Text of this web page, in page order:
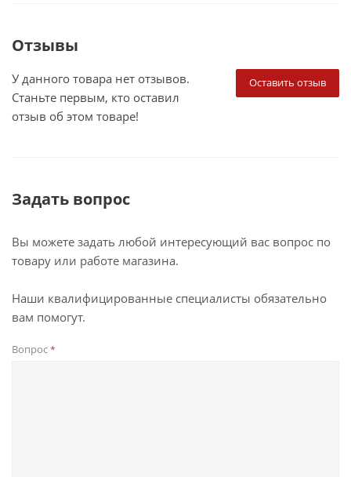
Отзывы
Оставить отзыв
У данного товара нет отзывов.
Станьте первым, кто оставил
отзыв об этом товаре!
Задать вопрос
Вы можете задать любой интересующий вас вопрос по
товару или работе магазина.
Наши квалифицированные специалисты обязательно
вам помогут.
Вопрос*